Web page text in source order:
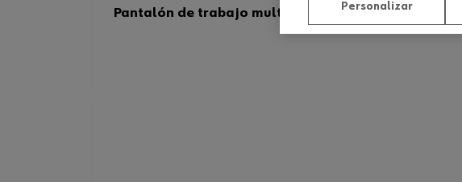
Pantalón de trabajo multinorma para soldador II
Personalizar